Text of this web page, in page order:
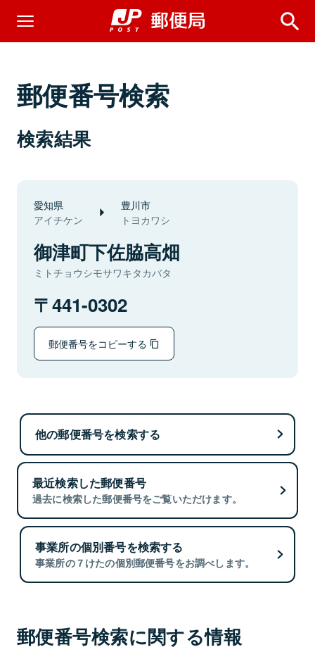
郵便番号検索
検索結果
愛知県
アイチケン
豊川市
トヨカワシ
御津町下佐脇高畑
ミトチョウシモサワキタカバタ
441-0302
郵便番号をコピーする
他の郵便番号を検索する
最近検索した郵便番号
過去に検索した郵便番号をご覧いただけます。
事業所の個別番号を検索する
事業所の７けたの個別郵便番号をお調べします。
郵便番号検索に関する情報